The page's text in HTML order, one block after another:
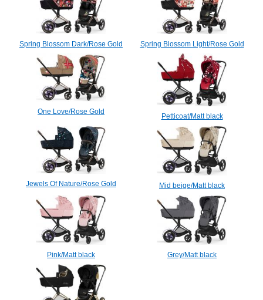
Spring Blossom Dark/Rose Gold Spring Blossom Light/Rose Gold
One Love/Rose Gold
Petticoat/Matt black
Jewels Of Nature/Rose Gold Mid beige/Matt black
Pink/Matt black Grey/Matt black